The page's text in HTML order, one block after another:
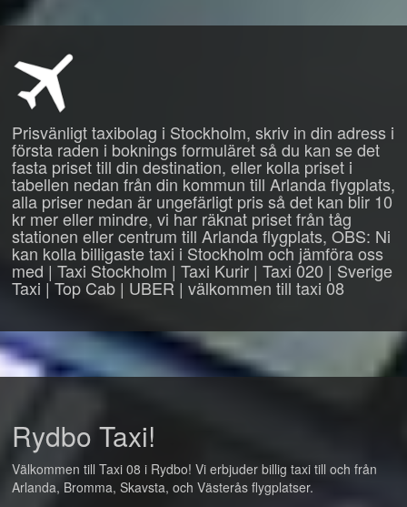
Prisvänligt taxibolag i Stockholm, skriv in din adress i
första raden i boknings formuläret så du kan se det
fasta priset till din destination, eller kolla priset i
tabellen nedan från din kommun till Arlanda flygplats,
alla priser nedan är ungefärligt pris så det kan blir 10
kr mer eller mindre, vi har räknat priset från tåg
stationen eller centrum till Arlanda flygplats, OBS: Ni
kan kolla billigaste taxi i Stockholm och jämföra oss
med | Taxi Stockholm | Taxi Kurir | Taxi 020 | Sverige
Taxi | Top Cab | UBER | välkommen till taxi 08
Rydbo Taxi!
Välkommen till Taxi 08 i Rydbo! Vi erbjuder billig taxi till och från
Arlanda, Bromma, Skavsta, och Västerås flygplatser.